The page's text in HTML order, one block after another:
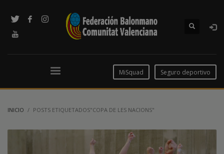
MiSquad Seguro deportivo
INICIO POSTS ETIQUETADOS"COPA DE LES NACIONS"